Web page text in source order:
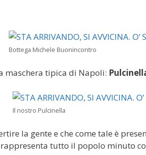
Bottega Michele Buonincontro
maschera tipica di Napoli:
Il nostro Pulcinella
la gente e che come tale è
tutto il popolo minuto